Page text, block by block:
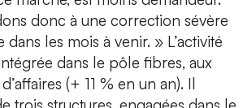
donc à une correction sévère
les mois à venir. » L’activité
dans le pôle fibres, aux
(+ 11 % en un an). Il